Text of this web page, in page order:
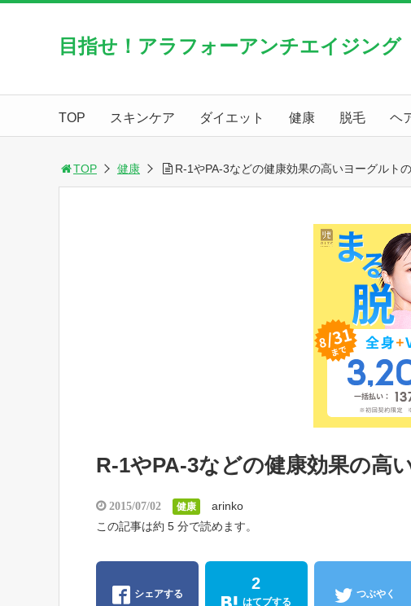
目指せ！アラフォーアンチエイジング
TOP スキンケア ダイエット 健康 脱毛 ヘ
TOP 健康 R-1やPA-3などの健康効果の高いヨーグルト
R-1やPA-3などの健康効果の高
2015/07/02 健康
arinko
この記事は約 5 分で読めます。
シェアする
2
はてブする
つぶやく